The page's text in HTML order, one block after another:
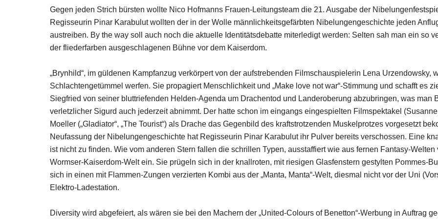
Gegen jeden Strich bürsten wollte Nico Hofmanns Frauen-Leitungsteam die 21. Ausgabe der
Regisseurin Pinar Karabulut wollten der in der Wolle männlichkeitsgefärbten Nibelungengeschichte jeden
austreiben. By the way soll auch noch die aktuelle Identitätsdebatte miterledigt werden: Selten sah man ein so
der fliederfarben ausgeschlagenen Bühne vor dem Kaiserdom.
„Brynhild“, im güldenen Kampfanzug verkörpert von der aufstrebenden Filmschauspielerin Lena Urzendowsky,
Schlachtengetümmel werfen. Sie propagiert Menschlichkeit und „Make love not war“-Stimmung und schafft es
Siegfried von seiner bluttriefenden Helden-Agenda um Drachentod und Landeroberung abzubringen, was man
verletzlicher Sigurd auch jederzeit abnimmt. Der hatte schon im eingangs eingespielten Filmspektakel
Moeller („Gladiator“, „The Tourist“) als Drache das Gegenbild des kraftstrotzenden Muskelprotzes vorgesetzt
Neufassung der Nibelungengeschichte hat Regisseurin Pinar Karabulut ihr Pulver bereits verschossen. Eine
ist nicht zu finden. Wie vom anderen Stern fallen die schrillen Typen, ausstaffiert wie aus fernen Fantasy-
Wormser-Kaiserdom-Welt ein. Sie prügeln sich in der knallroten, mit riesigen Glasfenstern gestylten Pommes-
sich in einen mit Flammen-Zungen verzierten Kombi aus der „Manta, Manta“-Welt, diesmal nicht vor der Uni
Elektro-Ladestation.
Diversity wird abgefeiert, als wären sie bei den Machern der „United-Colours of Benetton“-Werbung in Auftrag